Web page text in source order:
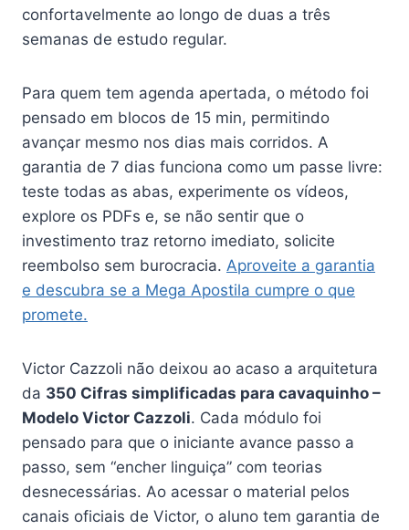
confortavelmente ao longo de duas a três
semanas de estudo regular.
Para quem tem agenda apertada, o método foi
pensado em blocos de 15 min, permitindo
avançar mesmo nos dias mais corridos. A
garantia de 7 dias funciona como um passe livre:
teste todas as abas, experimente os vídeos,
explore os PDFs e, se não sentir que o
investimento traz retorno imediato, solicite
reembolso sem burocracia. Aproveite a garantia
e descubra se a Mega Apostila cumpre o que
promete.
Victor Cazzoli não deixou ao acaso a arquitetura
da 350 Cifras simplificadas para cavaquinho –
Modelo Victor Cazzoli. Cada módulo foi
pensado para que o iniciante avance passo a
passo, sem “encher linguiça” com teorias
desnecessárias. Ao acessar o material pelos
canais oficiais de Victor, o aluno tem garantia de